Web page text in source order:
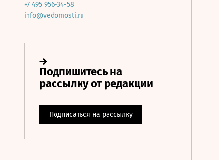
+7 495 956-34-58
info@vedomosti.ru